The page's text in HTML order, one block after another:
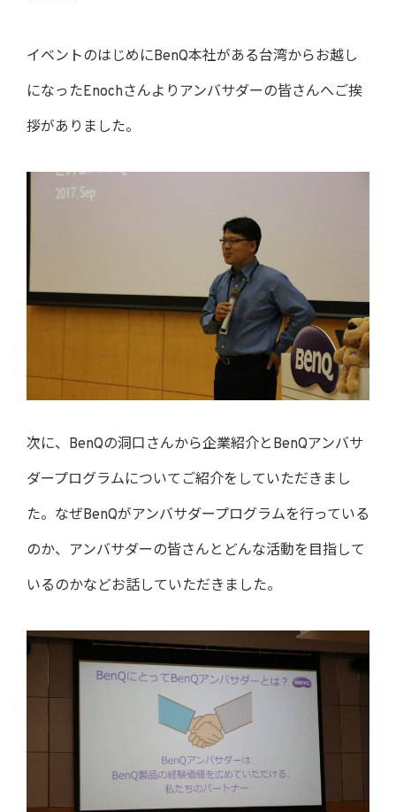
イベントのはじめにBenQ本社がある台湾からお越し
になったEnochさんよりアンバサダーの皆さんへご挨
拶がありました。
次に、BenQの洞口さんから企業紹介とBenQアンバサ
ダープログラムについてご紹介をしていただきまし
た。なぜBenQがアンバサダープログラムを行っている
のか、アンバサダーの皆さんとどんな活動を目指して
いるのかなどお話していただきました。